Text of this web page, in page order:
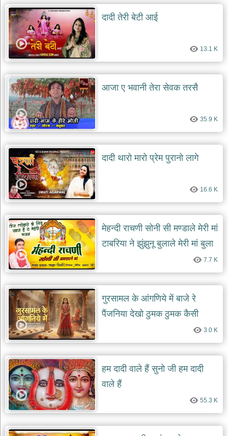
दादी तेरी बेटी आई
13.1 K
आजा ए भवानी तेरा सेवक तरसै
35.9 K
दादी थारो मारो प्रेम पुरानो लागे
16.6 K
मेहन्दी राचणी सोनी सी मण्डाले मेरी मां
टाबरिया ने झुंझुनू बुलाले मेरी मां बुला
7.7 K
गुरसामल के आंगणिये में बाजे रे
पैंजनिया देखो ठुमक ठुमक कैसी
3.0 K
हम दादी वाले हैं सुनो जी हम दादी
वाले हैं
55.3 K